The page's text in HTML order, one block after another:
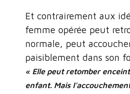
Et contrairement aux
femme opérée peut
normale, peut
paisiblement dans son
« Elle peut retomber
enfant. Mais